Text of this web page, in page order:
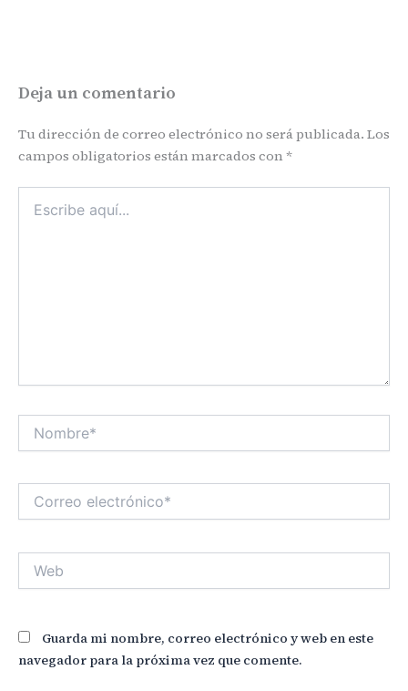
Deja un comentario
Tu dirección de correo electrónico no será publicada. Los
campos obligatorios están marcados con *
aquí...
Correo
electrónico*
Guarda mi nombre, correo electrónico y web en este
navegador para la próxima vez que comente.